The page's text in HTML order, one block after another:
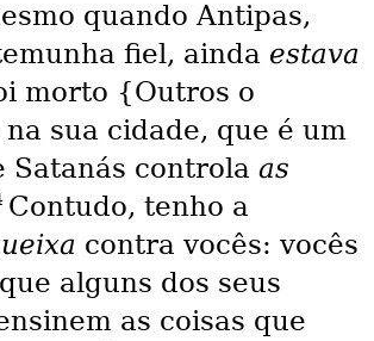
quando Antipas,
fiel, ainda estava
morto {Outros o
sua cidade, que é um
Satanás controla as
Contudo, tenho a
contra vocês: vocês
alguns dos seus
as coisas que